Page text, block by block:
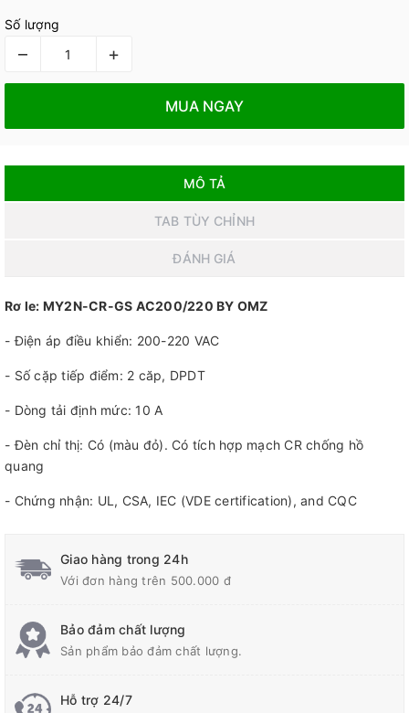
Số lượng
– +
MUA NGAY
MÔ TẢ
TAB TÙY CHỈNH
ĐÁNH GIÁ
Rơ le: MY2N-CR-GS AC200/220 BY OMZ
- Điện áp điều khiển: 200-220 VAC
- Số cặp tiếp điểm: 2 căp, DPDT
- Dòng tải định mức: 10 A
- Đèn chỉ thị: Có (màu đỏ). Có tích hợp mạch CR chống hồ
quang
- Chứng nhận: UL, CSA, IEC (VDE certification), and CQC
Giao hàng trong 24h
Với đơn hàng trên 500.000 đ
Bảo đảm chất lượng
Sản phẩm bảo đảm chất lượng.
Hỗ trợ 24/7